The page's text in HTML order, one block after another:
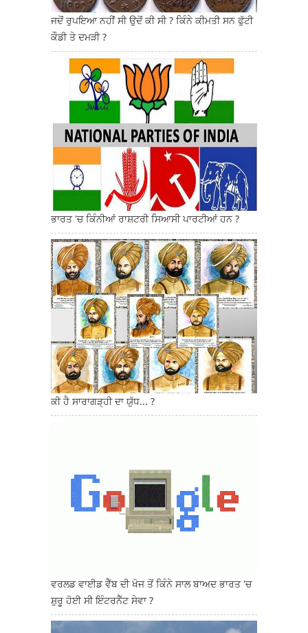
ਜਦੋਂ ਰੁਪਇਆ ਨਹੀਂ ਸੀ ਉਦੋਂ ਕੀ ਸੀ ? ਕਿੰਨੇ ਕੀਮਤੀ ਸਨ ਫੁੱਟੀ
ਕੌਡੀ ਤੇ ਦਮੜੀ ?
ਭਾਰਤ 'ਚ ਕਿੰਨੀਆਂ ਰਾਸ਼ਟਰੀ ਸਿਆਸੀ ਪਾਰਟੀਆਂ ਹਨ ?
ਕੀ ਹੈ ਸਾਰਾਗੜ੍ਹੀ ਦਾ ਯੁੱਧ... ?
ਵਰਲਡ ਵਾਈਡ ਵੈੱਬ ਦੀ ਖੋਜ ਤੋਂ ਕਿੰਨੇ ਸਾਲ ਬਾਅਦ ਭਾਰਤ 'ਚ
ਸ਼ੁਰੂ ਹੋਈ ਸੀ ਇੰਟਰਨੈੱਟ ਸੇਵਾ ?